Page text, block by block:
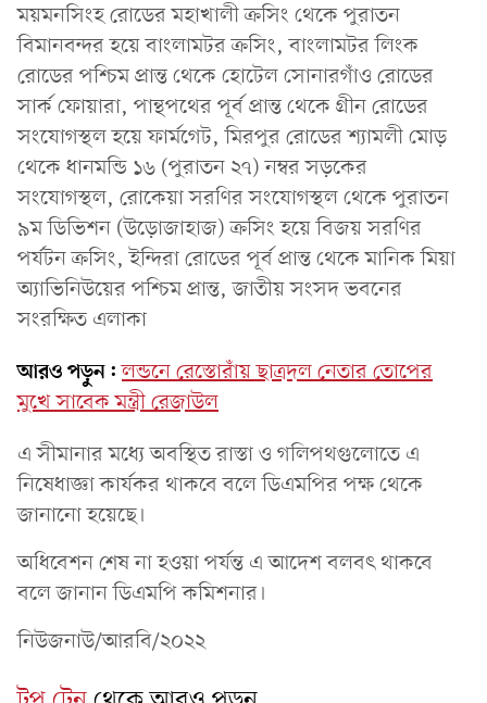
ময়মনসিংহ রোডের মহাখালী ক্রসিং থেকে পুরাতন
বিমানবন্দর হয়ে বাংলামটর ক্রসিং, বাংলামটর লিংক
রোডের পশ্চিম প্রান্ত থেকে হোটেল সোনারগাঁও রোডের
সার্ক ফোয়ারা, পান্থপথের পূর্ব প্রান্ত থেকে গ্রীন রোডের
সংযোগস্থল হয়ে ফার্মগেট, মিরপুর রোডের শ্যামলী মোড়
থেকে ধানমন্ডি ১৬ (পুরাতন ২৭) নম্বর সড়কের
সংযোগস্থল, রোকেয়া সরণির সংযোগস্থল থেকে পুরাতন
৯ম ডিভিশন (উড়োজাহাজ) ক্রসিং হয়ে বিজয় সরণির
পর্যটন ক্রসিং, ইন্দিরা রোডের পূর্ব প্রান্ত থেকে মানিক মিয়া
অ্যাভিনিউয়ের পশ্চিম প্রান্ত, জাতীয় সংসদ ভবনের
সংরক্ষিত এলাকা
আরও পড়ুন: লন্ডনে রেস্তোরাঁয় ছাত্রদল নেতার তোপের
মুখে সাবেক মন্ত্রী রেজাউল
এ সীমানার মধ্যে অবস্থিত রাস্তা ও গলিপথগুলোতে এ
নিষেধাজ্ঞা কার্যকর থাকবে বলে ডিএমপির পক্ষ থেকে
জানানো হয়েছে।
অধিবেশন শেষ না হওয়া পর্যন্ত এ আদেশ বলবৎ থাকবে
বলে জানান ডিএমপি কমিশনার।
নিউজনাউ/আরবি/২০২২